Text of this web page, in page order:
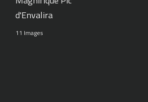
d'Envalira
11 Images